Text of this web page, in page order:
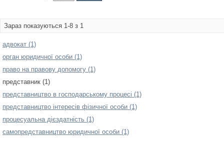
Зараз показуються 1-8 з 1
адвокат (1)
орган юридичної особи (1)
право на правову допомогу (1)
представник (1)
представництво в господарському процесі (1)
представництво інтересів фізичної особи (1)
процесуальна дієздатність (1)
самопредставництво юридичної особи (1)